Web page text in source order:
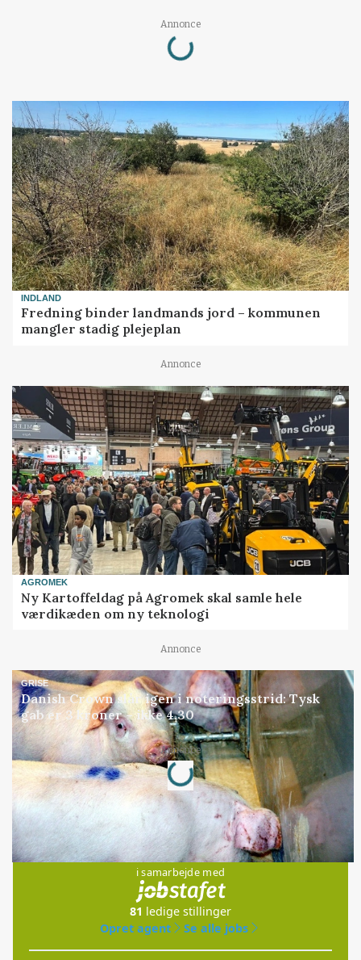
Annonce
Loading...
INDLAND
Fredning binder landmands jord – kommunen
mangler stadig plejeplan
Annonce
AGROMEK
Ny Kartoffeldag på Agromek skal samle hele
værdikæden om ny teknologi
Annonce
GRISE
Danish Crown slår igen i noteringsstrid: Tysk
gab er 3 kroner – ikke 4,30
Annonce
Loading...
Jobs
i samarbejde med
81 ledige stillinger
Opret agent
Se alle jobs